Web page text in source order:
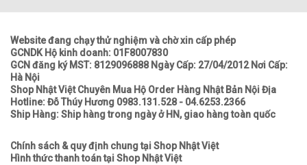
Website đang chạy thử nghiệm và chờ xin cấp phép
GCNDK Hộ kinh doanh: 01F8007830
GCN đăng ký MST: 8129096888 Ngày Cấp: 27/04/2012 Nơi Cấp:
Hà Nội
Shop Nhật Việt Chuyên Mua Hộ Order Hàng Nhật Bản Nội Địa
Hotline: Đỗ Thúy Hương 0983.131.528 - 04.6253.2366
Ship Hàng: Ship hàng trong ngày ở HN, giao hàng toàn quốc
Chính sách & quy định chung tại Shop Nhật Việt
Hình thức thanh toán tại Shop Nhật Việt